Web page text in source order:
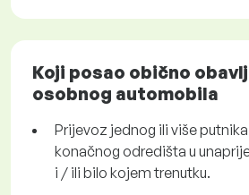
Koji posao obično
osobnog automobila
Prijevoz jednog ili više
konačnog odredišta u
i / ili bilo kojem trenutku.